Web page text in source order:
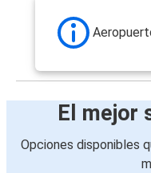
El mejor
Opciones disponibles